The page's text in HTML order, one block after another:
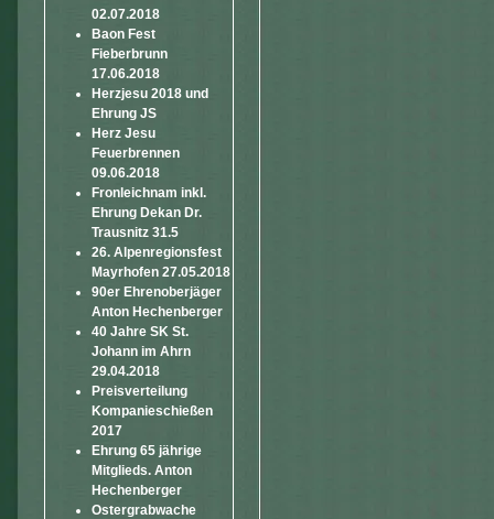
02.07.2018
Baon Fest
Fieberbrunn
17.06.2018
Herzjesu 2018 und
Ehrung JS
Herz Jesu
Feuerbrennen
09.06.2018
Fronleichnam inkl.
Ehrung Dekan Dr.
Trausnitz 31.5
26. Alpenregionsfest
Mayrhofen 27.05.2018
90er Ehrenoberjäger
Anton Hechenberger
40 Jahre SK St.
Johann im Ahrn
29.04.2018
Preisverteilung
Kompanieschießen
2017
Ehrung 65 jährige
Mitglieds. Anton
Hechenberger
Ostergrabwache